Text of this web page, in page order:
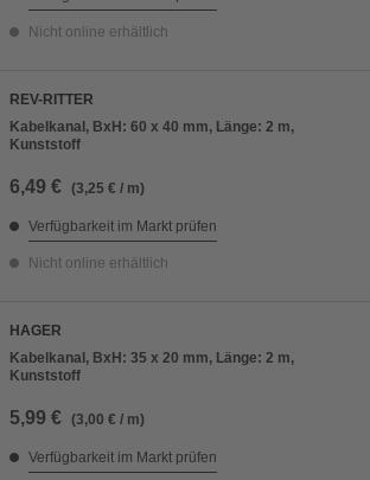
Nicht online erhältlich
REV-RITTER
Kabelkanal, BxH: 60 x 40 mm, Länge: 2 m,
Kunststoff
6,49 € (3,25 € / m)
Verfügbarkeit im Markt prüfen
Nicht online erhältlich
HAGER
Kabelkanal, BxH: 35 x 20 mm, Länge: 2 m,
Kunststoff
5,99 € (3,00 € / m)
Verfügbarkeit im Markt prüfen